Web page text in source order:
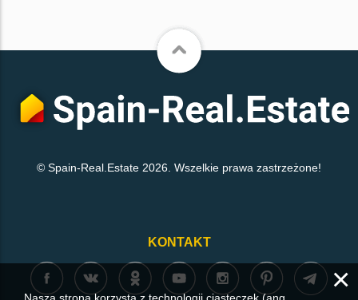
© Spain-Real.Estate 2026. Wszelkie prawa zastrzeżone!
KONTAKT
×